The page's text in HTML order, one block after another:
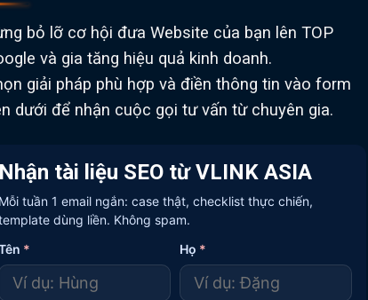
bỏ lỡ cơ hội đưa Website của bạn lên TOP
và gia tăng hiệu quả kinh doanh.
giải pháp phù hợp và điền thông tin vào form
dưới để nhận cuộc gọi tư vấn từ chuyên gia.
Nhận tài liệu SEO từ VLINK ASIA
Mỗi tuần 1 email ngắn: case thật, checklist thực chiến,
dùng liền. Không spam.
* Họ *